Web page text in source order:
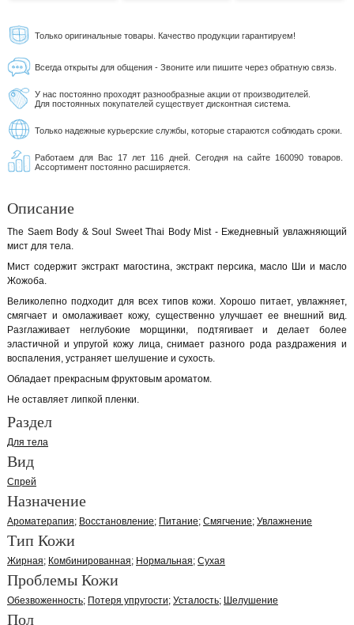
Только оригинальные товары. Качество продукции гарантируем!
Всегда открыты для общения - Звоните или пишите через обратную связь.
У нас постоянно проходят разнообразные акции от производителей.
Для постоянных покупателей существует дисконтная система.
Только надежные курьерские службы, которые стараются соблюдать сроки.
Работаем для Вас 17 лет 116 дней. Сегодня на сайте 160090 товаров.
Ассортимент постоянно расширяется.
Описание
The Saem Body & Soul Sweet Thai Body Mist - Ежедневный увлажняющий
мист для тела.
Мист содержит экстракт магостина, экстракт персика, масло Ши и масло
Жожоба.
Великолепно подходит для всех типов кожи. Хорошо питает, увлажняет,
смягчает и омолаживает кожу, существенно улучшает ее внешний вид.
Разглаживает неглубокие морщинки, подтягивает и делает более
эластичной и упругой кожу лица, снимает разного рода раздражения и
воспаления, устраняет шелушение и сухость.
Обладает прекрасным фруктовым ароматом.
Не оставляет липкой пленки.
Раздел
Для тела
Вид
Спрей
Назначение
Ароматерапия Восстановление Питание Смягчение Увлажнение
Тип Кожи
Жирная Комбинированная Нормальная Сухая
Проблемы Кожи
Обезвоженность Потеря упругости Усталость Шелушение
Пол